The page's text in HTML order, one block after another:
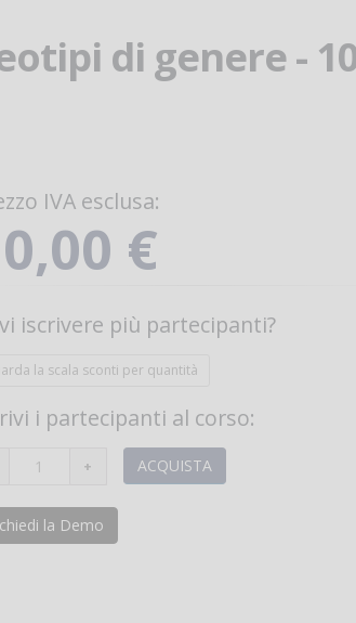
di genere -
IVA esclusa:
€
iscrivere più partecipanti?
la scala sconti per quantità
i partecipanti al corso:
ACQUISTA
la Demo